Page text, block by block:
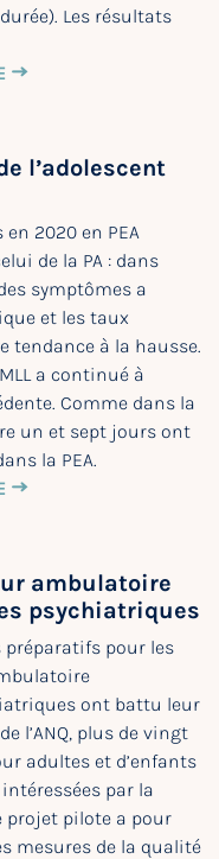
Les résultats
l’adolescent
2020 en PEA
de la PA : dans
symptômes a
et les taux
tendance à la hausse.
a continué à
Comme dans la
un et sept jours ont
la PEA.
ambulatoire
psychiatriques
préparatifs pour les
ont battu leur
l’ANQ, plus de vingt
adultes et d’enfants
par la
projet pilote a pour
mesures de la qualité